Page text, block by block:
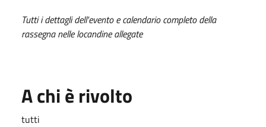
Tutti i dettagli dell'evento e calendario completo della
rassegna nelle locandine allegate
A chi è rivolto
tutti